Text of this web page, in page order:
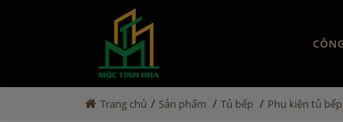
Trang chủ / Sản phẩm / Tủ bếp / Phụ kiện tủ bếp